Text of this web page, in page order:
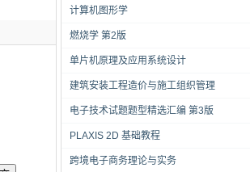
计算机图形学
燃烧学 第2版
单片机原理及应用系统设计
建筑安装工程造价与施工组织管理
电子技术试题题型精选汇编 第3版
PLAXIS 2D 基础教程
跨境电子商务理论与实务